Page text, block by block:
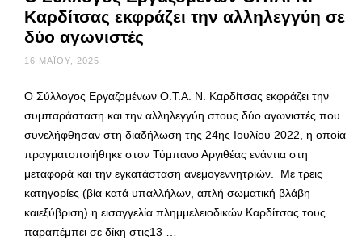
Καρδίτσας εκφράζει την αλληλεγγύη σε
δύο αγωνιστές
16 ΜΑΪ́ΟΥ, 2025
Ο Σύλλογος Εργαζομένων Ο.Τ.Α. Ν. Καρδίτσας εκφράζει την
συμπαράσταση και την αλληλεγγύη στους δύο αγωνιστές που
συνελήφθησαν στη διαδήλωση της 24ης Ιουλίου 2022, η οποία
πραγματοποιήθηκε στον Τύμπανο Αργιθέας ενάντια στη
μεταφορά και την εγκατάσταση ανεμογεννητριών. Με τρεις
κατηγορίες (βία κατά υπαλλήλων, απλή σωματική βλάβη
καιεξύβριση) η εισαγγελία πλημμελειοδικών Καρδίτσας τους
παραπέμπει σε δίκη στις13 …